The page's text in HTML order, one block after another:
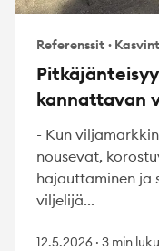
Referenssit ·
kannattavan
- Kun
nousevat,
hajauttaminen ja
viljelijä...
12.5.2026 · 3 min